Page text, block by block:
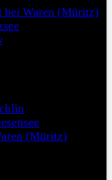
bei Waren (Müritz)
(Müritz)